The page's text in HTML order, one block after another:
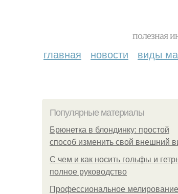
полезная
главная новости виды
Популярные материалы
Брюнетка в блондинку: простой
способ изменить свой внешний
С чем и как носить гольфы и
полное руководство
Профессиональное мелирование